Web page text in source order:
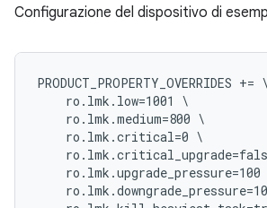
Configurazione del dispositivo di
PRODUCT_PROPERTY_OVERRIDES += \
    ro.lmk.low=1001 \
    ro.lmk.medium=800 \
    ro.lmk.critical=0 \
ro.lmk.upgrade_pressure=100